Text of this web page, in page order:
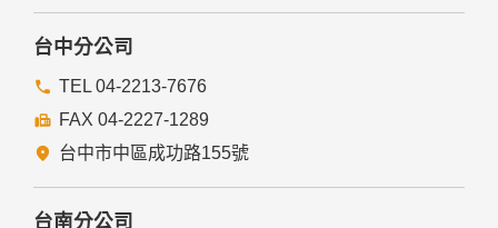
台中分公司
TEL 04-2213-7676
FAX 04-2227-1289
台中市中區成功路155號
台南分公司